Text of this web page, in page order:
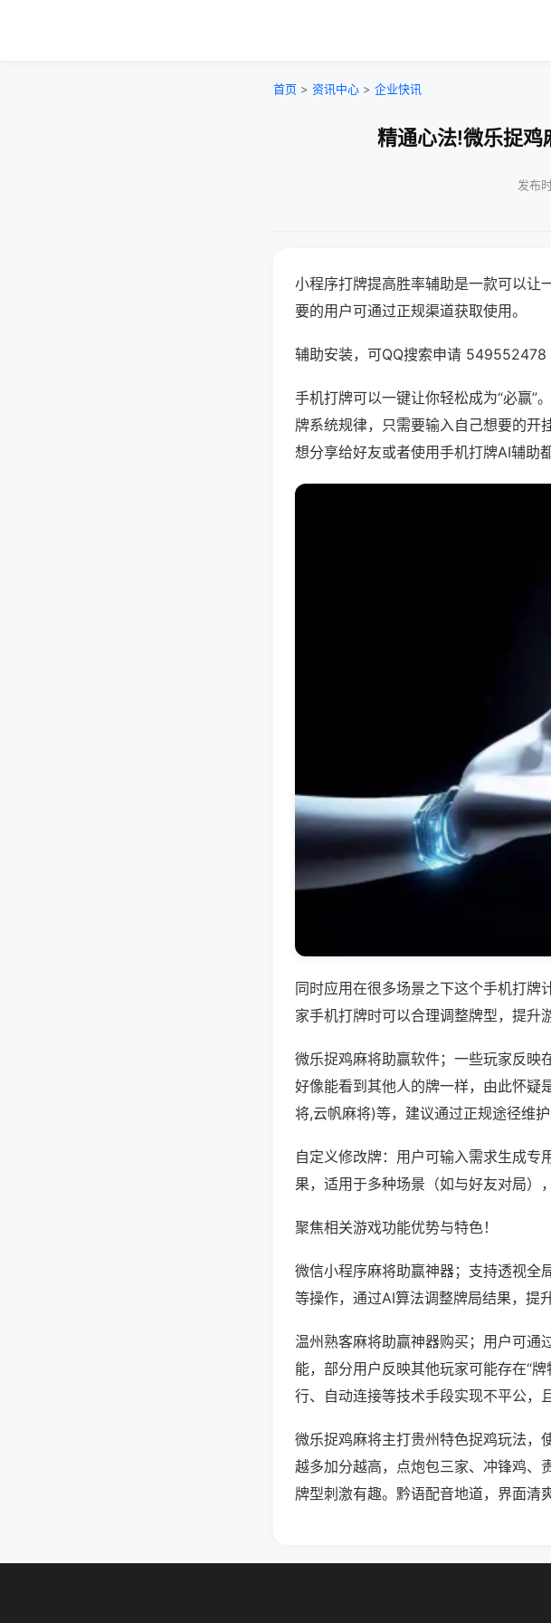
首页 > 资讯中心 > 企业快讯
精通心法!微乐捉鸡
发布
小程序打牌提高胜率辅助是一款可以让
要的用户可通过正规渠道获取使用。
辅助安装，可QQ搜索申请 549552478
手机打牌可以一键让你轻松成为“必赢”
牌系统规律，只需要输入自己想要的开
想分享给好友或者使用手机打牌AI辅助
同时应用在很多场景之下这个手机打牌
家手机打牌时可以合理调整牌型，提升
微乐捉鸡麻将助赢软件；一些玩家反映
好像能看到其他人的牌一样，由此怀疑
将,云帆麻将)等，建议通过正规途径维护
自定义修改牌：用户可输入需求生成专
果，适用于多种场景（如与好友对局）
聚焦相关游戏功能优势与特色！
微信小程序麻将助赢神器；支持透视全
等操作，通过AI算法调整牌局结果，提升
温州熟客麻将助赢神器购买；用户可通
能，部分用户反映其他玩家可能存在“
行、自动连接等技术手段实现不平公，且
微乐捉鸡麻将主打贵州特色捉鸡玩法，
越多加分越高，点炮包三家、冲锋鸡、
牌型刺激有趣。黔语配音地道，界面清